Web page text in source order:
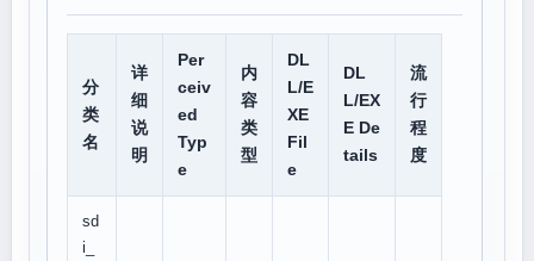
分
类
名
详
细
说
明
Per
ceiv
ed
Typ
e
内
容
类
型
DL
L/E
XE
Fil
e
DL
L/EX
E De
tails
流
行
程
度
sd
i_